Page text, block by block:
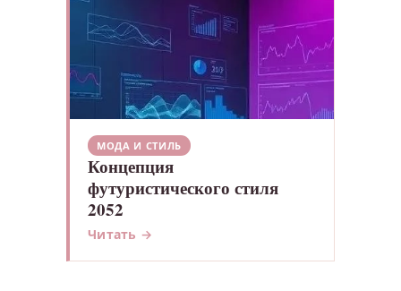
МОДА И СТИЛЬ
Концепция
футуристического стиля
2052
Читать →